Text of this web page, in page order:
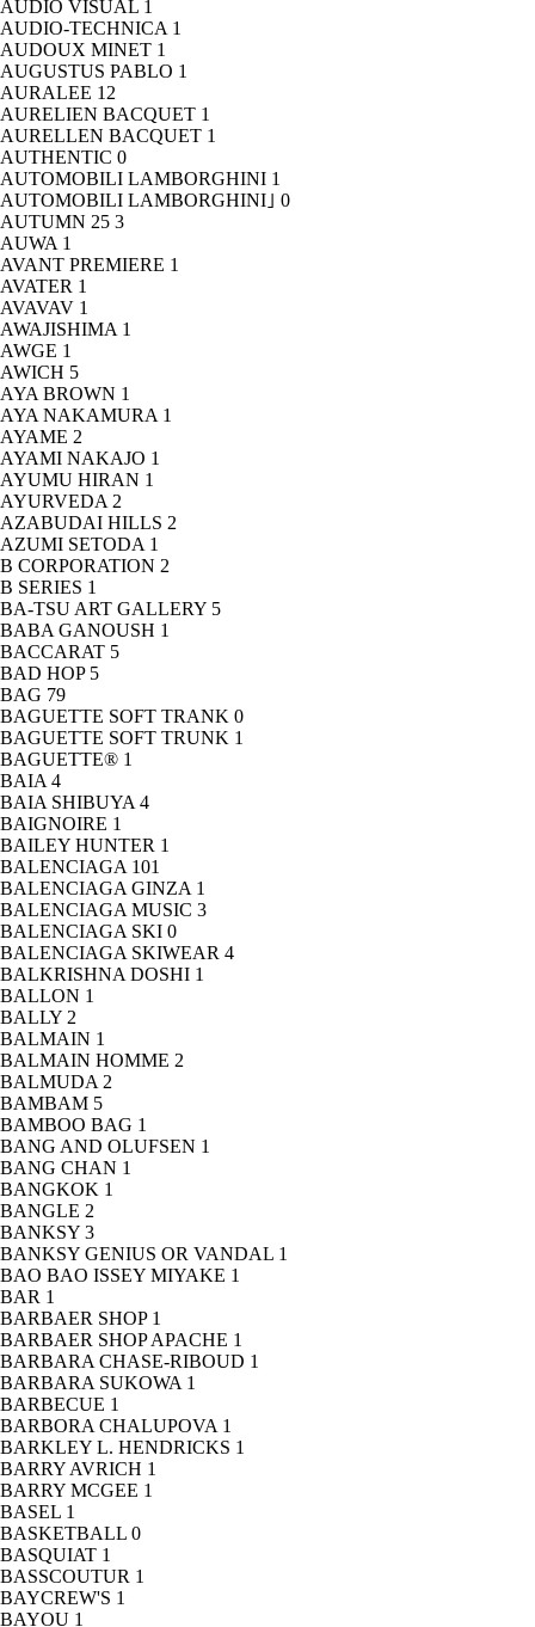
AUDIO VISUAL 1
AUDIO-TECHNICA 1
AUDOUX MINET 1
AUGUSTUS PABLO 1
AURALEE 12
AURELIEN BACQUET 1
AURELLEN BACQUET 1
AUTHENTIC 0
AUTOMOBILI LAMBORGHINI 1
AUTOMOBILI LAMBORGHINI｣ 0
AUTUMN 25 3
AUWA 1
AVANT PREMIERE 1
AVATER 1
AVAVAV 1
AWAJISHIMA 1
AWGE 1
AWICH 5
AYA BROWN 1
AYA NAKAMURA 1
AYAME 2
AYAMI NAKAJO 1
AYUMU HIRAN 1
AYURVEDA 2
AZABUDAI HILLS 2
AZUMI SETODA 1
B CORPORATION 2
B SERIES 1
BA-TSU ART GALLERY 5
BABA GANOUSH 1
BACCARAT 5
BAD HOP 5
BAG 79
BAGUETTE SOFT TRANK 0
BAGUETTE SOFT TRUNK 1
BAGUETTE® 1
BAIA 4
BAIA SHIBUYA 4
BAIGNOIRE 1
BAILEY HUNTER 1
BALENCIAGA 101
BALENCIAGA GINZA 1
BALENCIAGA MUSIC 3
BALENCIAGA SKI 0
BALENCIAGA SKIWEAR 4
BALKRISHNA DOSHI 1
BALLON 1
BALLY 2
BALMAIN 1
BALMAIN HOMME 2
BALMUDA 2
BAMBAM 5
BAMBOO BAG 1
BANG AND OLUFSEN 1
BANG CHAN 1
BANGKOK 1
BANGLE 2
BANKSY 3
BANKSY GENIUS OR VANDAL 1
BAO BAO ISSEY MIYAKE 1
BAR 1
BARBAER SHOP 1
BARBAER SHOP APACHE 1
BARBARA CHASE-RIBOUD 1
BARBARA SUKOWA 1
BARBECUE 1
BARBORA CHALUPOVA 1
BARKLEY L. HENDRICKS 1
BARRY AVRICH 1
BARRY MCGEE 1
BASEL 1
BASKETBALL 0
BASQUIAT 1
BASSCOUTUR 1
BAYCREW'S 1
BAYOU 1